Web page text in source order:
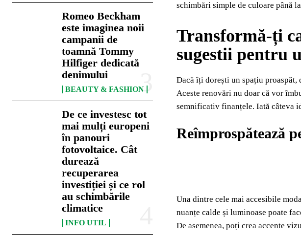
Romeo Beckham
este imaginea noii
campanii de
toamnă Tommy
Hilfiger dedicată
denimului
BEAUTY & FASHION
De ce investesc tot
mai mulți europeni
în panouri
fotovoltaice. Cât
durează
recuperarea
investiției și ce rol
au schimbările
climatice
INFO UTIL
schimbări simple de culoare până
Transformă-ți
sugestii pentru
Dacă îți dorești un spațiu
Aceste renovări nu doar că vor
semnificativ finanțele. Iată câteva
Reîmprospătează
Una dintre cele mai accesibile
nuanțe calde și luminoase poate
De asemenea, poți crea accente